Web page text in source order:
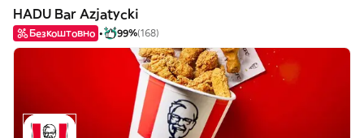
HADU Bar Azjatycki
Безкоштовно 99%(168)